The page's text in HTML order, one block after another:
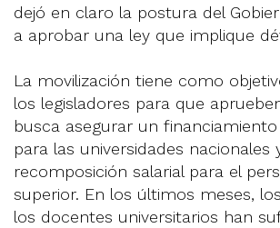
dejó en claro la postura del
a aprobar una ley que implique
La movilización tiene como
los legisladores para que
busca asegurar un
para las universidades nacionales
recomposición salarial para el
superior. En los últimos meses,
los docentes universitarios han